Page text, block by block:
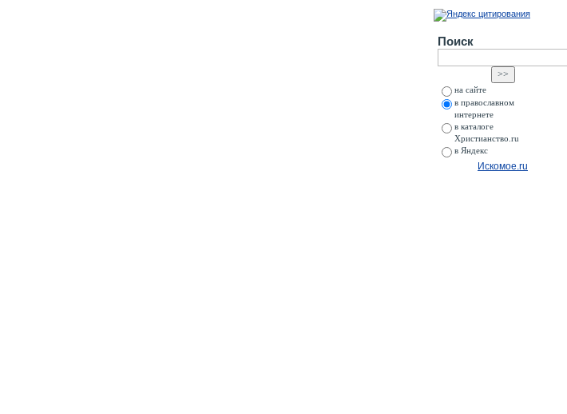
Поиск
на сайте
в православном
интернете
в каталоге
Христианство.ru
в Яндекс
Искомое.ru